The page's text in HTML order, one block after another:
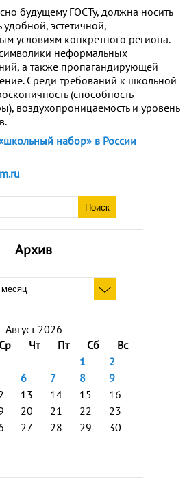
Архив
Август 2026
Ср Чт Пт Сб
Вс
1
2
6 7 8
9
13 14 15
16
20 21 22
23
27 28 29
30
будущему ГОСТу, должна носить
удобной, эстетичной,
условиям конкретного региона.
неформальных
а также пропагандирующей
Среди требований к школьной
(способность
воздухопроницаемость и уровень
набор» в России